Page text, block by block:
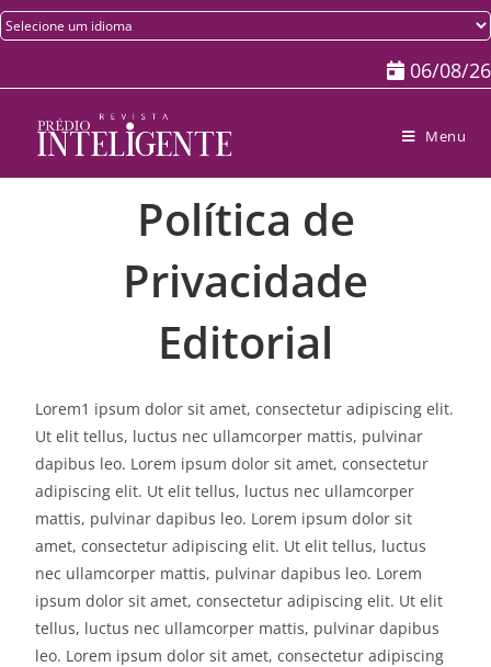
06/08/26
Menu
Política de
Privacidade
Editorial
Lorem1 ipsum dolor sit amet, consectetur adipiscing elit.
Ut elit tellus, luctus nec ullamcorper mattis, pulvinar
dapibus leo. Lorem ipsum dolor sit amet, consectetur
adipiscing elit. Ut elit tellus, luctus nec ullamcorper
mattis, pulvinar dapibus leo. Lorem ipsum dolor sit
amet, consectetur adipiscing elit. Ut elit tellus, luctus
nec ullamcorper mattis, pulvinar dapibus leo. Lorem
ipsum dolor sit amet, consectetur adipiscing elit. Ut elit
tellus, luctus nec ullamcorper mattis, pulvinar dapibus
leo. Lorem ipsum dolor sit amet, consectetur adipiscing